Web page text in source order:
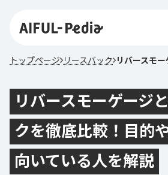
トップページ リースバック
リバースモーゲージ
クを徹底比較！目的
向いている人を解説